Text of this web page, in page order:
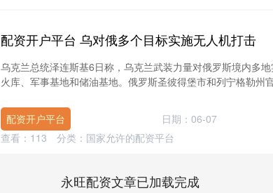
配资开户平台 乌对俄多个目标实施无人机打击
乌克兰总统泽连斯基6日称，乌克兰武装力量对俄罗斯境内多
火库、军事基地和储油基地。俄罗斯圣彼得堡市和列宁格勒州
配资开户平台 日期：06-07
查看： 113 分类： 国家允许的配资平台
永旺配资文章已加载完成